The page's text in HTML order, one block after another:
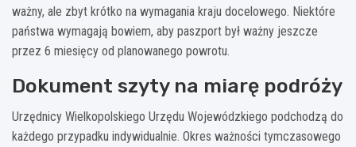
ważny, ale zbyt krótko na wymagania kraju docelowego. Niektóre
państwa wymagają bowiem, aby paszport był ważny jeszcze
przez 6 miesięcy od planowanego powrotu.
Dokument szyty na miarę podróży
Urzędnicy Wielkopolskiego Urzędu Wojewódzkiego podchodzą do
każdego przypadku indywidualnie. Okres ważności tymczasowego